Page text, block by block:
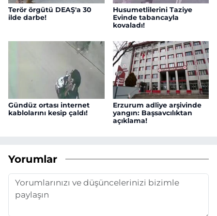
Terör örgütü DEAŞ'a 30
ilde darbe!
Husumetlilerini Taziye
Evinde tabancayla
kovaladı!
Gündüz ortası internet
kablolarını kesip çaldı!
Erzurum adliye arşivinde
yangın: Başsavcılıktan
açıklama!
Yorumlar